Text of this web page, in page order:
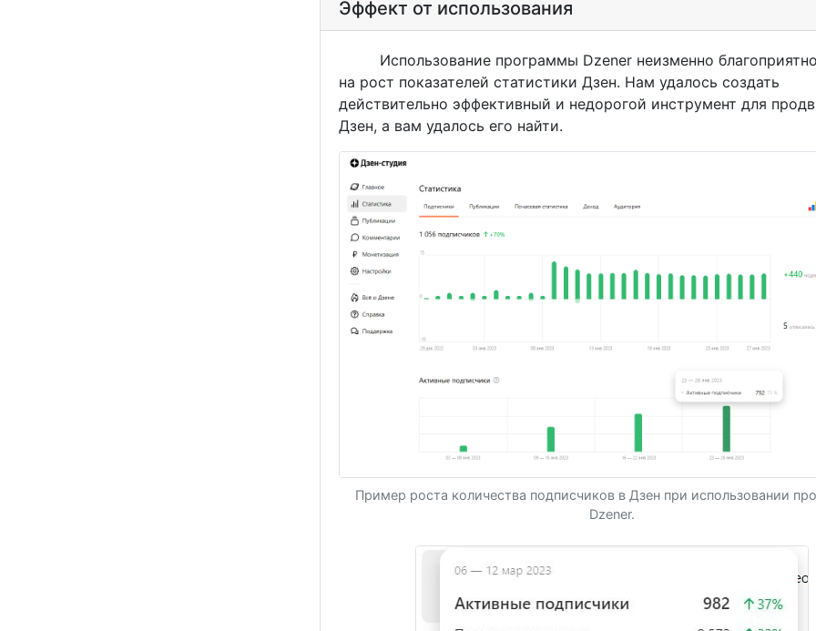
Эффект от использования
Использование программы Dzener неизменно
на рост показателей статистики Дзен. Нам удалось создать
действительно эффективный и недорогой инструмент для
Дзен, а вам удалось его найти.
Пример роста количества подписчиков в Дзен при использовании
Dzener.